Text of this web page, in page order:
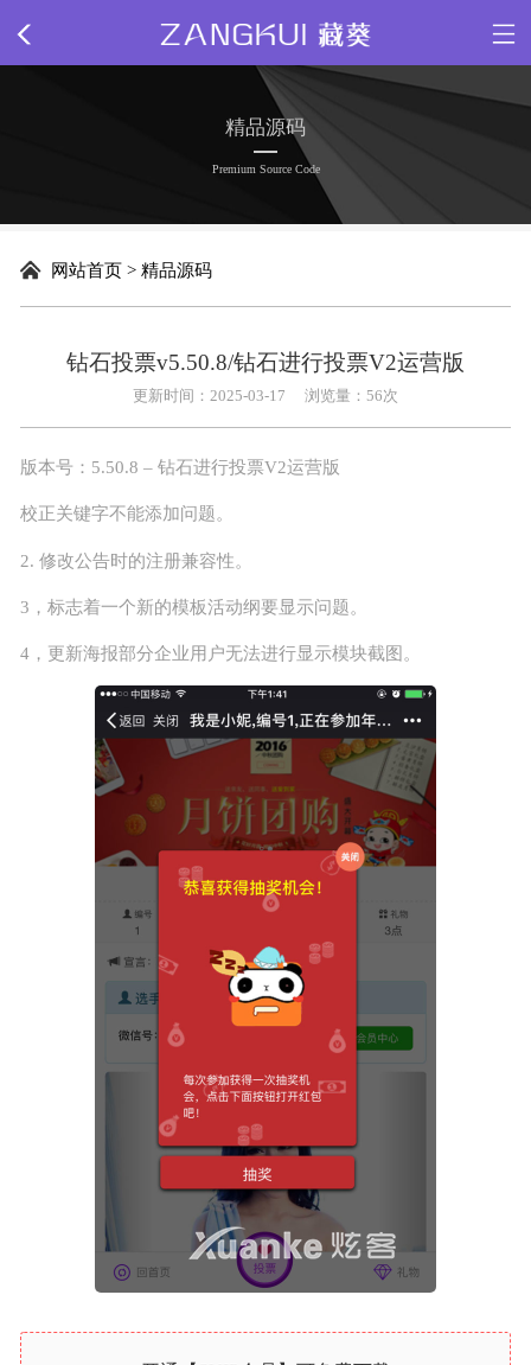
精品源码
插件下载
网站模板
正版源码
投诉建议
精品源码
Premium Source Code
网站首页 >精品源码
钻石投票v5.50.8/钻石进行投票V2运营版
更新时间：2025-03-17 浏览量：56次
版本号：5.50.8 – 钻石进行投票V2运营版
校正关键字不能添加问题。
2. 修改公告时的注册兼容性。
3，标志着一个新的模板活动纲要显示问题。
4，更新海报部分企业用户无法进行显示模块截图。